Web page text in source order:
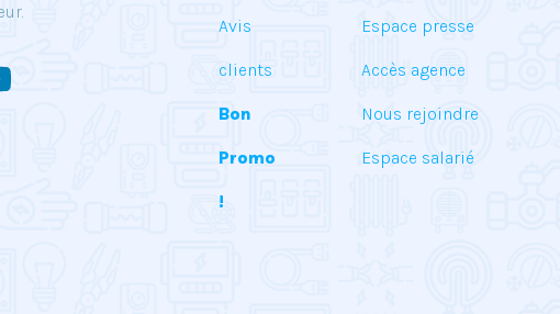
Avis
clients
Bon
Promo
!
Espace presse
Accès agence
Nous rejoindre
Espace salarié